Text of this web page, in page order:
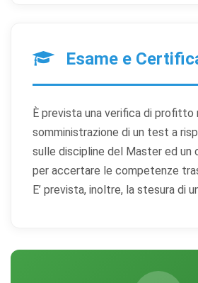
Esame e
È prevista una verifica di profitto
somministrazione di un test a
sulle discipline del Master ed un
per accertare le competenze
E’ prevista, inoltre, la stesura di